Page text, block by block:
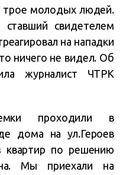
трое молодых людей.
ставший свидетелем
на нападки
ничего не видел. Об
журналист ЧТРК
проходили в
дома на ул.Героев
квартир по решению
Мы приехали на